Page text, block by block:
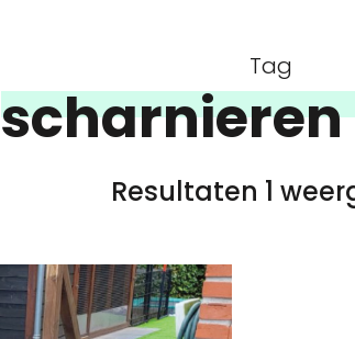
Tag
scharnieren
Resultaten 1